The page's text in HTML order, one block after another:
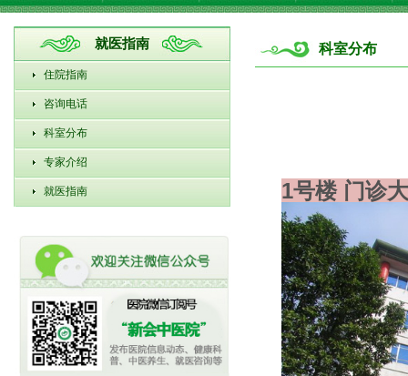
就医指南
住院指南
咨询电话
科室分布
专家介绍
就医指南
科室分布
1号楼 门诊